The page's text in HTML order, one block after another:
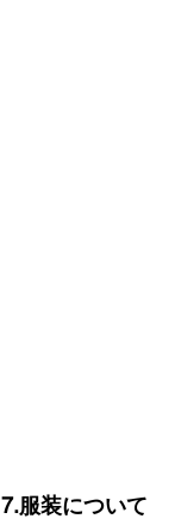
7.服装について